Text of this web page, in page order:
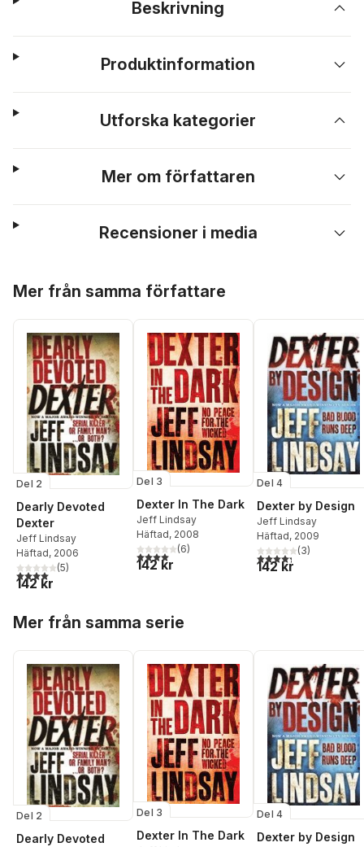
Beskrivning
Produktinformation
Utforska kategorier
Mer om författaren
Recensioner i media
Mer från samma författare
Del 2
Dearly Devoted
Dexter
Jeff Lindsay
Häftad, 2006
4,0utav 5 stjärnor. Totalt antal röster:
(5)
142 kr
Del 3
Dexter In The Dark
Jeff Lindsay
Häftad, 2008
4,0utav 5 stjärnor. Totalt antal röster:
(6)
142 kr
Del 4
Dexter by Design
Jeff Lindsay
Häftad, 2009
4,3utav 5 stjärnor.
(3)
142 kr
Mer från samma serie
Del 2
Dearly Devoted
Del 3
Dexter In The Dark
Del 4
Dexter by Design